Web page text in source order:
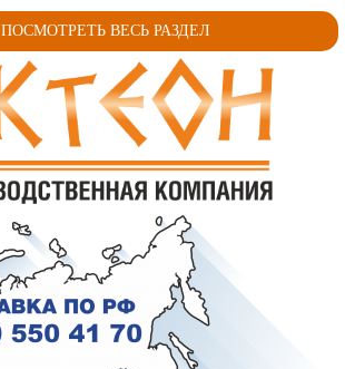
ПОСМОТРЕТЬ ВЕСЬ РАЗДЕЛ